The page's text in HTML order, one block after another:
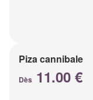
Piza cannibale
Dès 11.00 €